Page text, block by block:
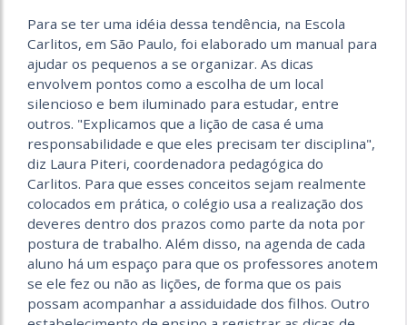
Para se ter uma idéia dessa tendência, na Escola
Carlitos, em São Paulo, foi elaborado um manual para
ajudar os pequenos a se organizar. As dicas
envolvem pontos como a escolha de um local
silencioso e bem iluminado para estudar, entre
outros. "Explicamos que a lição de casa é uma
responsabilidade e que eles precisam ter disciplina",
diz Laura Piteri, coordenadora pedagógica do
Carlitos. Para que esses conceitos sejam realmente
colocados em prática, o colégio usa a realização dos
deveres dentro dos prazos como parte da nota por
postura de trabalho. Além disso, na agenda de cada
aluno há um espaço para que os professores anotem
se ele fez ou não as lições, de forma que os pais
possam acompanhar a assiduidade dos filhos. Outro